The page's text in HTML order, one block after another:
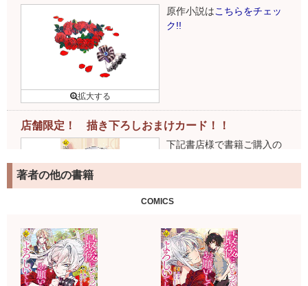
原作小説はこちらをチェッ
ク!!
店舗限定！ 描き下ろしおまけカード！！
下記書店様で書籍ご購入の
はこちら
著者の他の書籍
COMICS